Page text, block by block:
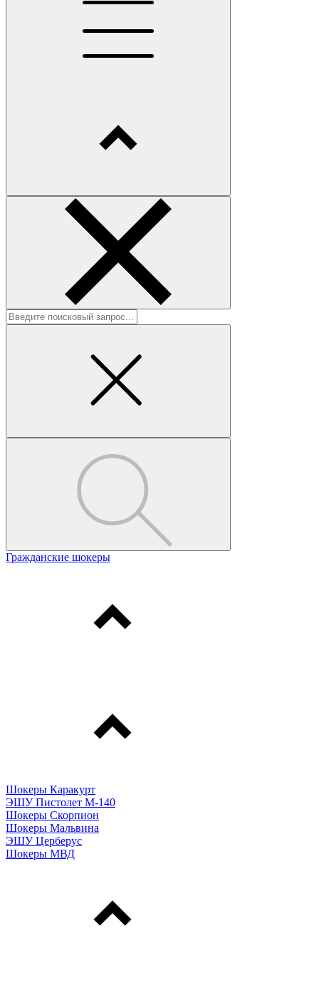
Гражданские шокеры
Шокеры Каракурт
ЭШУ Пистолет М-140
Шокеры Скорпион
Шокеры Мальвина
ЭШУ Церберус
Шокеры МВД